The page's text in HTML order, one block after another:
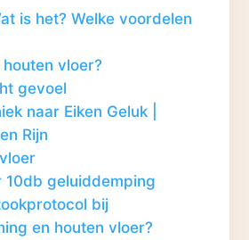
is het? Welke voordelen
vloer?
gevoel
naar Eiken Geluk |
Rijn
10db geluiddemping
bij
en houten vloer?